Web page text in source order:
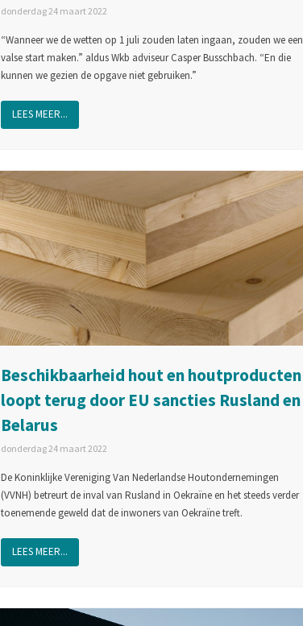
donderdag 24 maart 2022
“Wanneer we de wetten op 1 juli zouden laten ingaan, zouden we een
valse start maken.” aldus Wkb adviseur Casper Busschbach. “En die
kunnen we gezien de opgave niet gebruiken.”
LEES MEER...
Beschikbaarheid hout en houtproducten
loopt terug door EU sancties Rusland en
Belarus
donderdag 24 maart 2022
De Koninklijke Vereniging Van Nederlandse Houtondernemingen
(VVNH) betreurt de inval van Rusland in Oekraïne en het steeds verder
toenemende geweld dat de inwoners van Oekraïne treft.
LEES MEER...